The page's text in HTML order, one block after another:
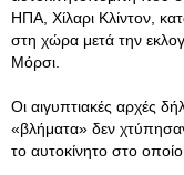
ΗΠΑ, Χίλαρι Κλίντον,
στη χώρα μετά την
Μόρσι.
Οι αιγυπτιακές αρχές
«βλήματα» δεν
το αυτοκίνητο στο οποίο